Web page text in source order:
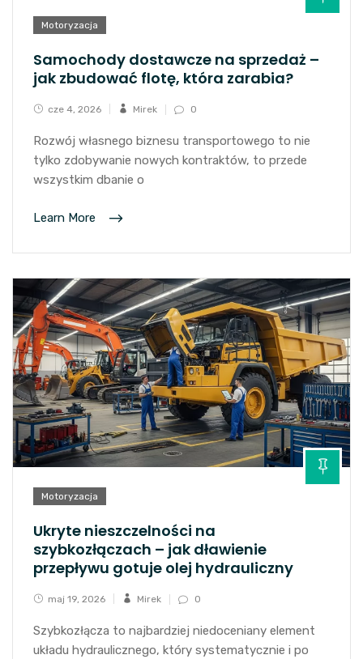
Motoryzacja
Samochody dostawcze na sprzedaż –
jak zbudować flotę, która zarabia?
cze 4, 2026 Mirek 0
Rozwój własnego biznesu transportowego to nie
tylko zdobywanie nowych kontraktów, to przede
wszystkim dbanie o
Learn More
Motoryzacja
Ukryte nieszczelności na
szybkozłączach – jak dławienie
przepływu gotuje olej hydrauliczny
maj 19, 2026 Mirek 0
Szybkozłącza to najbardziej niedoceniany element
układu hydraulicznego, który systematycznie i po